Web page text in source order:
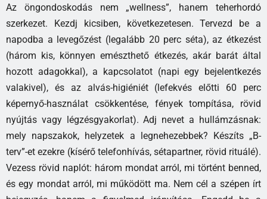
Az öngondoskodás nem „wellness”, hanem teherhordó
szerkezet. Kezdj kicsiben, következetesen. Tervezd be a
napodba a levegőzést (legalább 20 perc séta), az étkezést
(három kis, könnyen emészthető étkezés, akár barát által
hozott adagokkal), a kapcsolatot (napi egy bejelentkezés
valakivel), és az alvás-higiéniét (lefekvés előtti 60 perc
képernyő-használat csökkentése, fények tompítása, rövid
nyújtás vagy légzésgyakorlat). Adj nevet a hullámzásnak:
mely napszakok, helyzetek a legnehezebbek? Készíts „B-
terv”-et ezekre (kísérő telefonhívás, sétapartner, rövid rituálé).
Vezess rövid naplót: három mondat arról, mi történt benned,
és egy mondat arról, mi működött ma. Nem cél a szépen írt